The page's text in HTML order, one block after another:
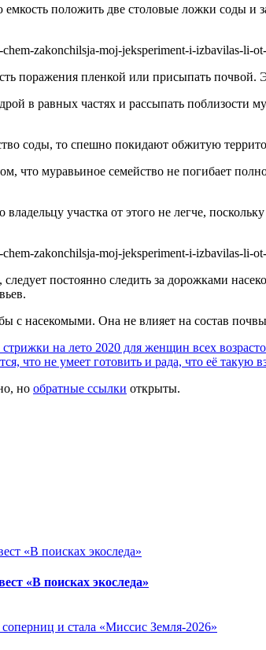
положить две столовые ложки соды и
поражения пленкой или присыпать почвой.
в равных частях и рассыпать поблизости
соды, то спешно покидают обжитую
что муравьиное семейство не погибает
участка от этого не легче,
постоянно следить за дорожками
с насекомыми. Она не влияет на состав
на лето 2020 для женщин всех
что не умеет готовить и рада, что её такую
но обратные ссылки открыты.
«В поисках экоследа»